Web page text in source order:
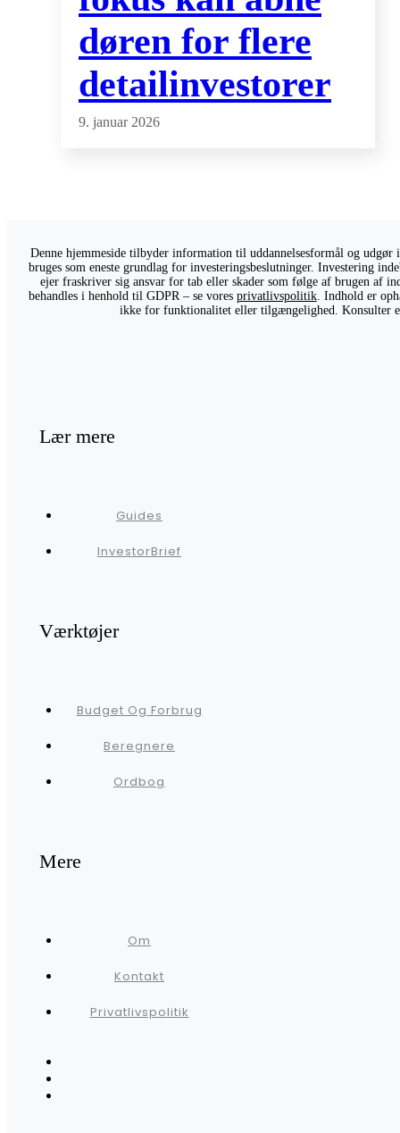
døren for flere
detailinvestorer
9. januar 2026
Denne hjemmeside tilbyder information til uddannelsesformål og
bruges som eneste grundlag for investeringsbeslutninger. Investering
ejer fraskriver sig ansvar for tab eller skader som følge af brugen af
behandles i henhold til GDPR – se vores privatlivspolitik. Indhold er
ikke for funktionalitet eller tilgængelighed. Konsulter
Lær mere
Guides
InvestorBrief
Værktøjer
Budget Og Forbrug
Beregnere
Ordbog
Mere
Om
Kontakt
Privatlivspolitik